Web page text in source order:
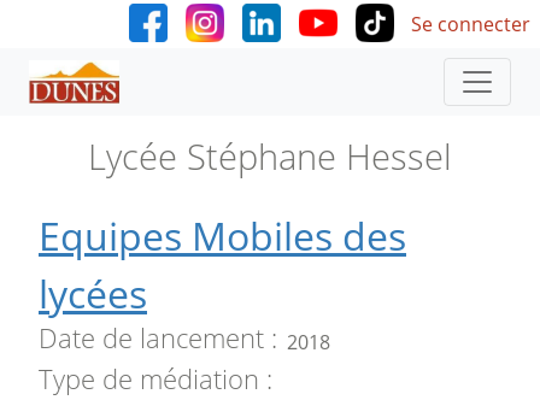
Aller au contenu principal User
Se connecter
Lycée Stéphane Hessel
Equipes Mobiles des
lycées
Date de lancement 2018
Type de médiation